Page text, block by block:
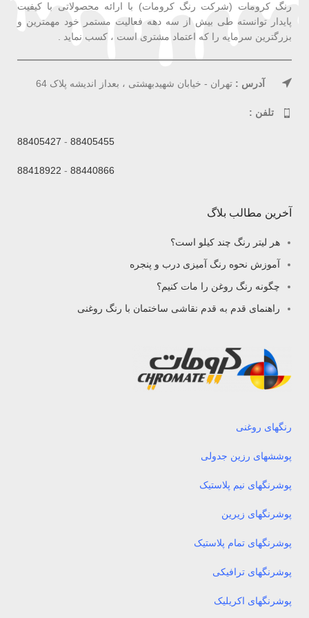
رنگ کرومات (شرکت رنگ کرومات) با ارائه محصولاتی با کیفیت
پایدار توانسته طی بیش از سه دهه فعالیت مستمر خود مهمترین و
بزرگترین سرمایه را که اعتماد مشتری است ، کسب نماید .
آدرس : تهران - خیابان شهیدبهشتی ، بعداز اندیشه پلاک 64
تلفن :
88405455
-
88405427
88440866
-
88418922
آخرین مطالب بلاگ
هر لیتر رنگ چند کیلو است؟
آموزش نحوه رنگ آمیزی درب و پنجره
چگونه رنگ روغن را مات کنیم؟
راهنمای قدم به قدم نقاشی ساختمان با رنگ روغنی
رنگهای روغنی
پوششهای رزین جدولی
پوشرنگهای نیم پلاستیک
پوشرنگهای زیرین
پوشرنگهای تمام پلاستیک
پوشرنگهای ترافیکی
پوشرنگهای اکریلیک